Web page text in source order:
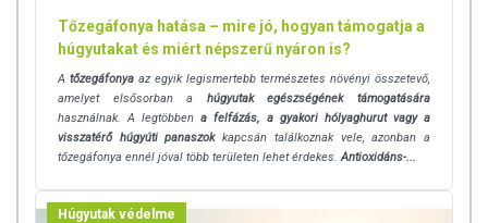
Tőzegáfonya hatása – mire jó, hogyan támogatja a
húgyutakat és miért népszerű nyáron is?
A tőzegáfonya az egyik legismertebb természetes növényi összetevő,
amelyet elsősorban a húgyutak egészségének támogatására
használnak. A legtöbbena felfázás, a gyakori hólyaghurut vagy a
visszatérő húgyúti panaszokkapcsán találkoznak vele, azonban a
tőzegáfonya ennél jóval több területen lehet érdekes. Antioxidáns-...
Húgyutak védelme